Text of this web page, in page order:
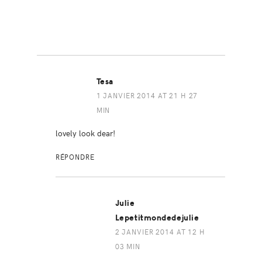
Tesa
1 JANVIER 2014 AT 21 H 27
MIN
lovely look dear!
RÉPONDRE
Julie
Lepetitmondedejulie
2 JANVIER 2014 AT 12 H
03 MIN